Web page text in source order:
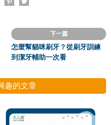
下一篇
怎麼幫貓咪刷牙？從刷牙訓練
到潔牙輔助一次看
趣的文章